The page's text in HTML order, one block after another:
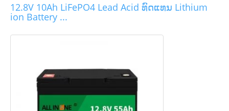
12.8V 10Ah LiFePO4 Lead Acid ທົດແທນ Lithium
ion Battery ...